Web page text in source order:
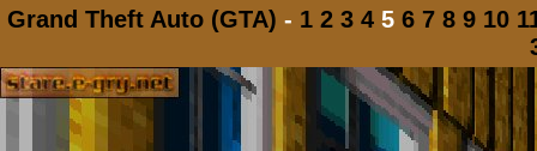
Grand Theft Auto (GTA) - 1 2 3 4 5 6 7 8 9 10